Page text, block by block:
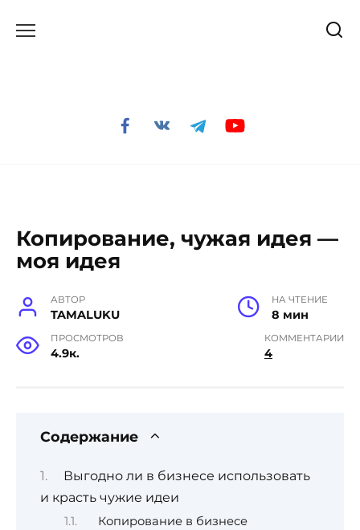
Копирование, чужая идея —
моя идея
АВТОР
TAMALUKU
НА ЧТЕНИЕ
8 мин
ПРОСМОТРОВ
4.9к.
КОММЕНТАРИИ
4
Содержание
Выгодно ли в бизнесе использовать
и красть чужие идеи
Копирование в бизнесе